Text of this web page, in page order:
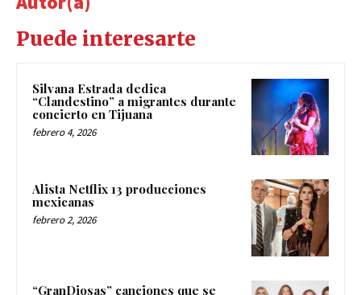
Puede interesarte
Silvana Estrada dedica
“Clandestino” a migrantes durante
concierto en Tijuana
febrero 4, 2026
Alista Netflix 13 producciones
mexicanas
febrero 2, 2026
“GranDiosas” canciones que se